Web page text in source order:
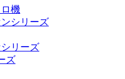
機
シリーズ
リーズ
ズ